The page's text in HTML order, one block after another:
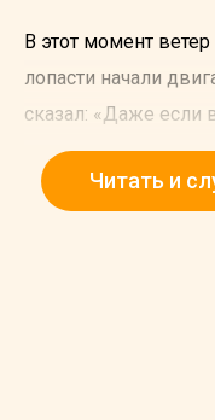
В этот момент
лопасти начали
сказал: «Даже если
количеством рук,
придется мне
Читать и